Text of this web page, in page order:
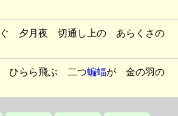
夕月夜 切通し上の あらくさの
ひらら飛ぶ 二つ蝙蝠が 金の羽の